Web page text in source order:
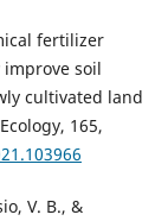
fertilizer
soil
cultivated land
165,
V. B., &